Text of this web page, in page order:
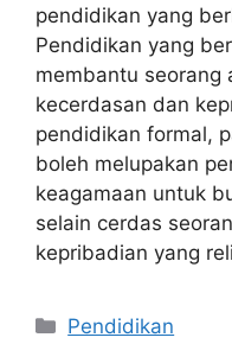
pendidikan yang
Pendidikan yang
membantu seorang
kecerdasan dan
pendidikan formal,
boleh melupakan
keagamaan untuk
selain cerdas
kepribadian yang
Categories
Pendidikan